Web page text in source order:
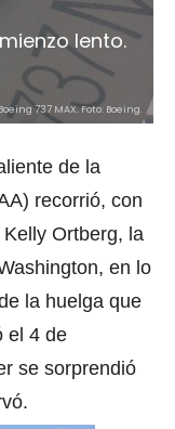
lento.
Boeing 737 MAX. Foto: Boeing.
de la
recorrió, con
Ortberg, la
en lo
la huelga que
el 4 de
se sorprendió